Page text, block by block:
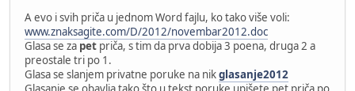
A evo i svih priča u jednom Word fajlu, ko tako više voli:
www.znaksagite.com/D/2012/novembar2012.doc
Glasa se za pet priča, s tim da prva dobija 3 poena, druga 2 a
preostale tri po 1.
Glasa se slanjem privatne poruke na nikglasanje2012